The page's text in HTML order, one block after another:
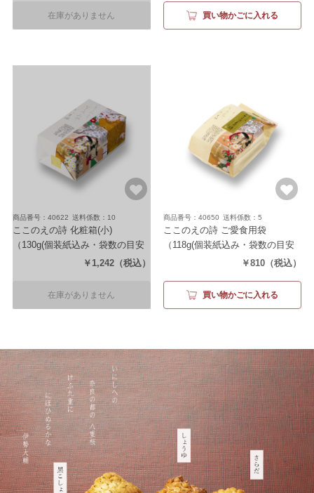
在庫がありません 買い物かごに入れる
商品番号：40622 送料係数：10
ここのえの詩 化粧箱(小)
（130g(個装紙込み・袋数の目安
￥1,242 （税込）
在庫がありません
商品番号：40650 送料係数：5
ここのえの詩 ご愛食用袋
（118g(個装紙込み・袋数の目安
￥810 （税込）
買い物かごに入れる